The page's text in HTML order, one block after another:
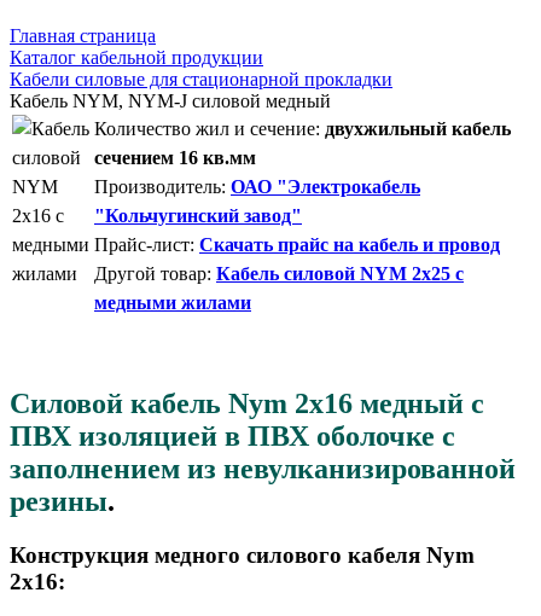
Главная страница
Каталог кабельной продукции
Кабели силовые для стационарной прокладки
Кабель NYM, NYM-J силовой медный
Количество жил и сечение: двухжильный кабель
сечением 16 кв.мм
Производитель: ОАО "Электрокабель
"Кольчугинский завод"
Прайс-лист: Скачать прайс на кабель и провод
Другой товар: Кабель силовой NYM 2x25 с
медными жилами
Силовой кабель Nym 2x16 медный с
ПВХ изоляцией в ПВХ оболочке с
заполнением из невулканизированной
резины.
Конструкция медного силового кабеля Nym
2x16: